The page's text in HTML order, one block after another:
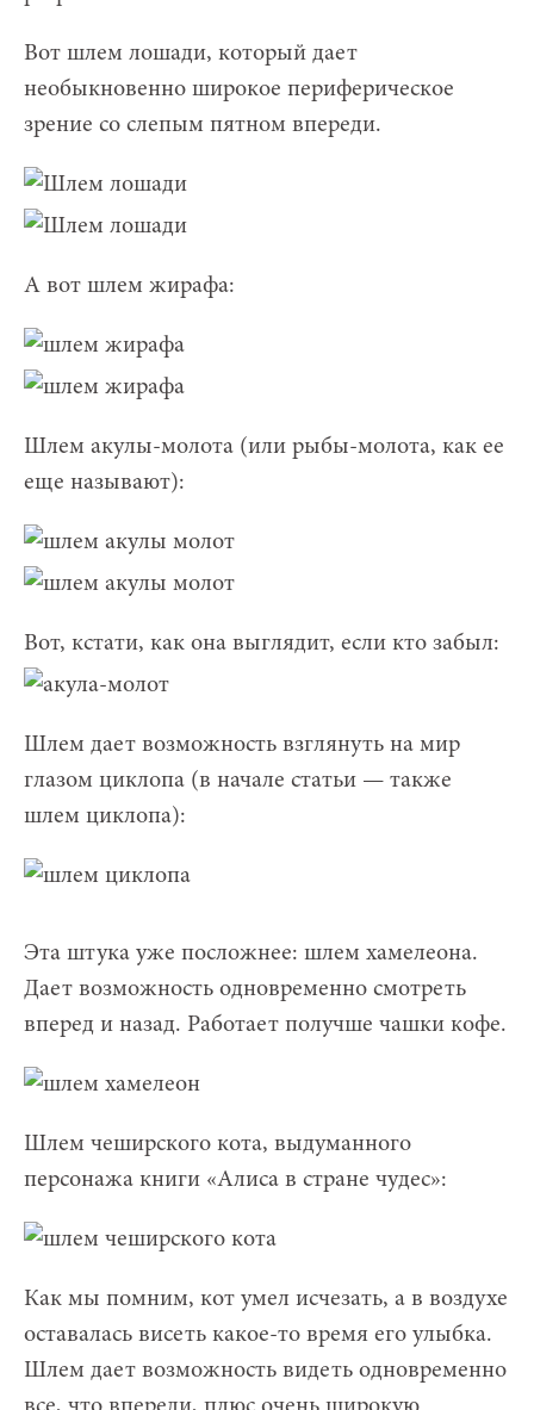
Вот шлем лошади, который дает
необыкновенно широкое периферическое
зрение со слепым пятном впереди.
А вот шлем жирафа:
Шлем акулы-молота (или рыбы-молота, как ее
еще называют):
Вот, кстати, как она выглядит, если кто забыл:
Шлем дает возможность взглянуть на мир
глазом циклопа (в начале статьи — также
шлем циклопа):
Эта штука уже посложнее: шлем хамелеона.
Дает возможность одновременно смотреть
вперед и назад. Работает получше чашки кофе.
Шлем чеширского кота, выдуманного
персонажа книги «Алиса в стране чудес»:
Как мы помним, кот умел исчезать, а в воздухе
оставалась висеть какое-то время его улыбка.
Шлем дает возможность видеть одновременно